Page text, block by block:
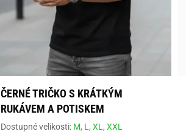
ČERNÉ TRIČKO S KRÁTKÝM
RUKÁVEM A POTISKEM
Dostupné velikosti: M, L,XL,XXL